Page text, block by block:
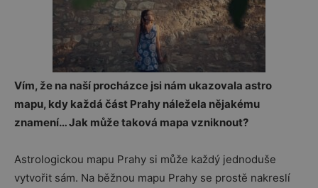
Vím, že na naší procházce jsi nám ukazovala astro
mapu, kdy každá část Prahy náležela nějakému
znamení… Jak může taková mapa vzniknout?
Astrologickou mapu Prahy si může každý jednoduše
vytvořit sám. Na běžnou mapu Prahy se prostě nakreslí